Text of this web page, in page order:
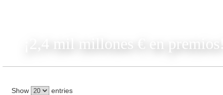
¡2,4 mil millones € en
Show entries